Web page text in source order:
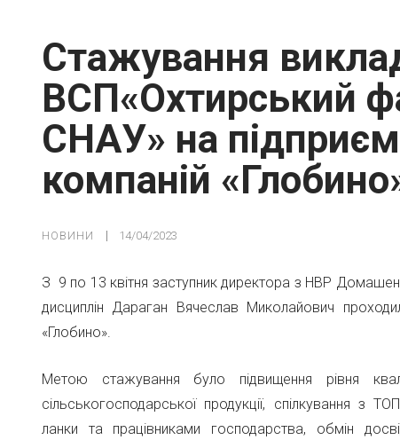
Стажування
ВСП«Охтирський
СНАУ» на
компаній
НОВИНИ 14/04/2023
З 9 по 13 квітня заступник директора з НВР
дисциплін Дараган Вячеслав Миколайович
«Глобино».
Метою стажування було підвищення рівня
сільськогосподарської продукції, спілкування з
ланки та працівниками господарства, обмін